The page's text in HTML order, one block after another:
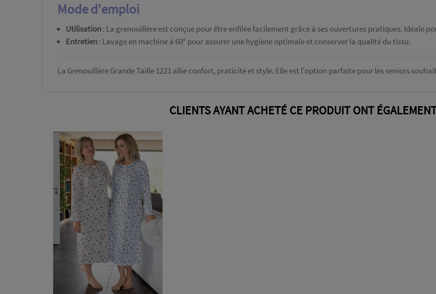
Mode d'emploi
Utilisation: La grenouillère est conçue pour être enfilée facilement grâce à ses ouvertures pratiques. Idéale
Entretien: Lavage en machine à 60° pour assurer une hygiène optimale et conserver la qualité du tissu.
La Grenouillère Grande Taille 1221 allie confort, praticité et style. Elle est l'option parfaite pour les seniors
CLIENTS AYANT ACHETÉ CE PRODUIT ONT